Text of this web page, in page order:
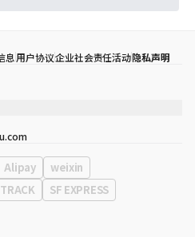
息用户协议企业社会责任活动隐私声明
513号 3楼 （三成洞， coex)
Alipay
weixin
SF EXPRESS